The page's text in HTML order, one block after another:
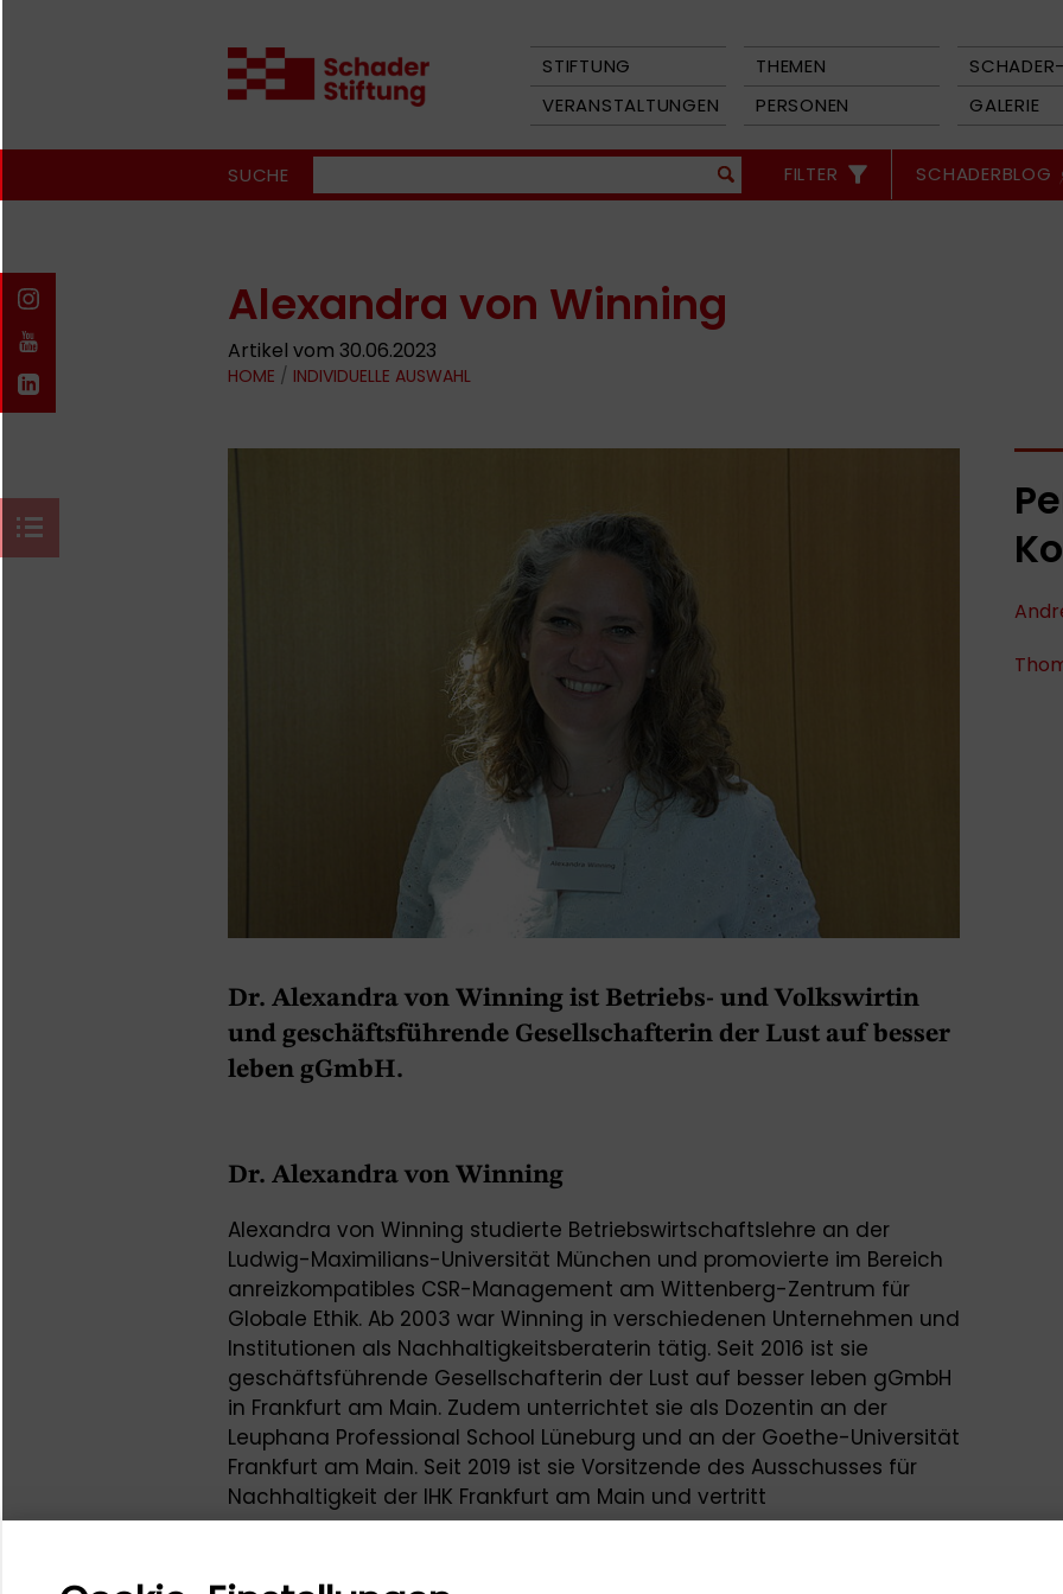
STIFTUNG THEMEN
VERANSTALTUNGEN
PERSONEN GALERIE
SUCHE FILTER SCHADERBLOG
Alexandra von Winning
Artikel vom 30.06.2023
HOME / INDIVIDUELLE AUSWAHL
Dr. Alexandra von Winning ist Betriebs- und Volkswirtin
und geschäftsführende Gesellschafterin der Lust auf besser
leben gGmbH.
Dr. Alexandra von Winning
Alexandra von Winning studierte Betriebswirtschaftslehre an der
Ludwig-Maximilians-Universität München und promovierte im Bereich
anreizkompatibles CSR-Management am Wittenberg-Zentrum für
Globale Ethik. Ab 2003 war Winning in verschiedenen Unternehmen und
Institutionen als Nachhaltigkeitsberaterin tätig. Seit 2016 ist sie
geschäftsführende Gesellschafterin der Lust auf besser leben gGmbH
in Frankfurt am Main. Zudem unterrichtet sie als Dozentin an der
Leuphana Professional School Lüneburg und an der Goethe-Universität
Frankfurt am Main. Seit 2019 ist sie Vorsitzende des Ausschusses für
Nachhaltigkeit der IHK Frankfurt am Main und vertritt
Kleinunternehmen innerhalb der Hessischen Nachhaltigkeitsstrategie.
Tätigkeitsbereich umfasst Nachhaltigkeitsberatung sowie die Themen